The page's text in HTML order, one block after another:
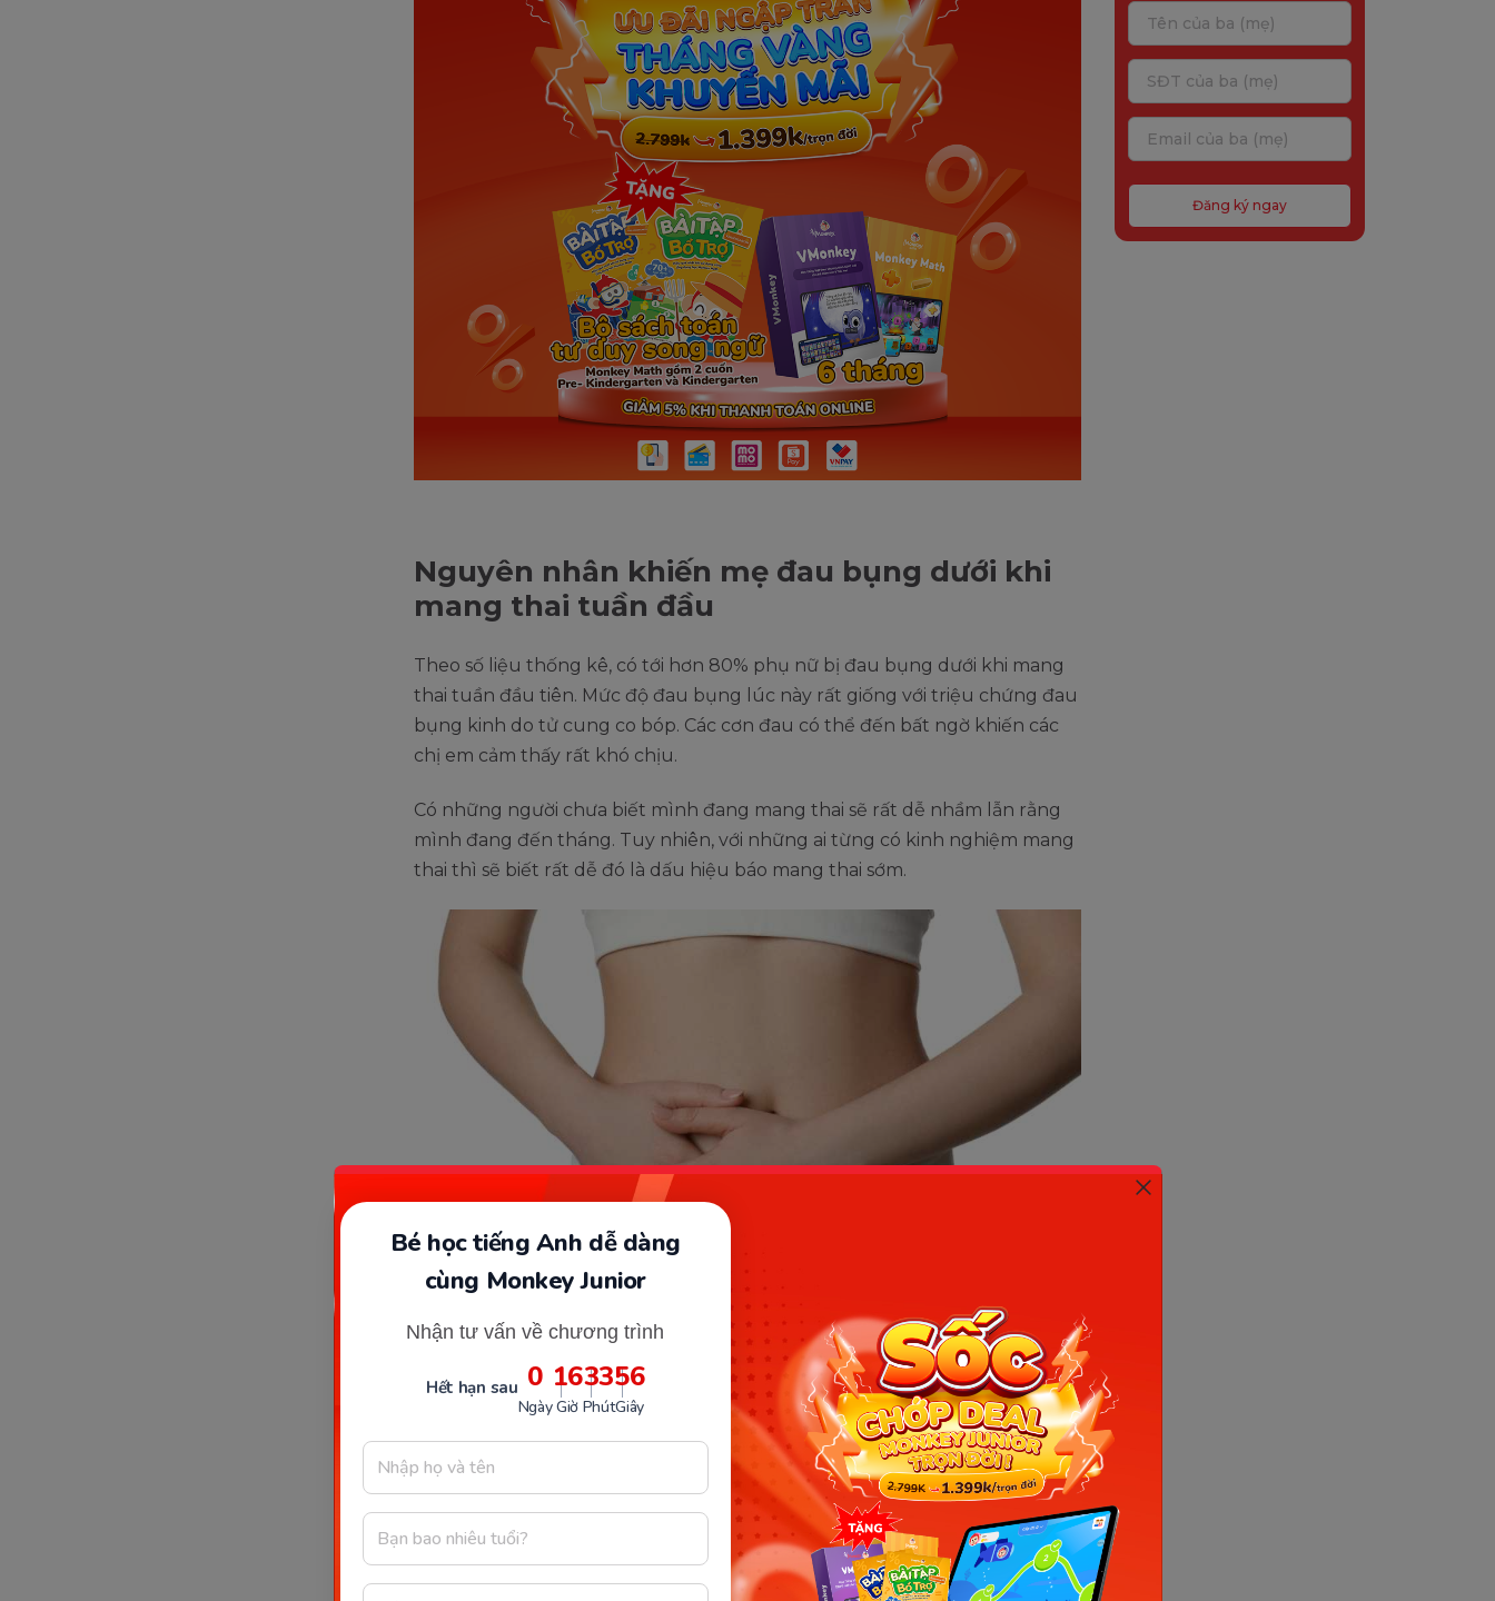
Bé học tiếng Anh dễ dàng
cùng Monkey Junior
Nhận tư vấn về chương trình
Hết hạn sau 0
Ngày
16
Giờ
33
Phút
55
Giây
Nguyên nhân khiến mẹ đau bụng dưới khi
mang thai tuần đầu
Theo số liệu thống kê, có tới hơn 80% phụ nữ bị đau bụng dưới khi mang
thai tuần đầu tiên. Mức độ đau bụng lúc này rất giống với triệu chứng đau
bụng kinh do tử cung co bóp. Các cơn đau có thể đến bất ngờ khiến các
chị em cảm thấy rất khó chịu.
Có những người chưa biết mình đang mang thai sẽ rất dễ nhầm lẫn rằng
mình đang đến tháng. Tuy nhiên, với những ai từng có kinh nghiệm mang
thai thì sẽ biết rất dễ đó là dấu hiệu báo mang thai sớm.
Hầu hết phụ nữ đều bị đau bụng dưới khi mang thai tuần đầu. (Ảnh: Sưu tầm Internet)
Nguyên nhân khiến phụ nữ mới cấn bầu bị đau bụng dưới là do thai nhi đã
bắt đầu vào tử cung và làm tổ trong buồng tử cung. Hiện tượng đau
bụng dưới khi mang thai tuần đầu sẽ kéo dài khoảng 2-3 ngày và biến mất
khi thai đã bám ổn định trong tử cung. Vì vậy, mẹ bầu không cần quá lo
lắng mà hãy chú ý nghỉ ngơi, ăn uống đầy đủ dinh dưỡng để thai nhi phát
Đăng ký ngay